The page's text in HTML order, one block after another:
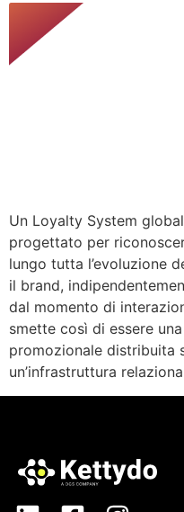
Un Loyalty System
progettato per
lungo tutta l’evoluzione
il brand,
dal momento di
smette così di essere
promozionale distribuita
un’infrastruttura